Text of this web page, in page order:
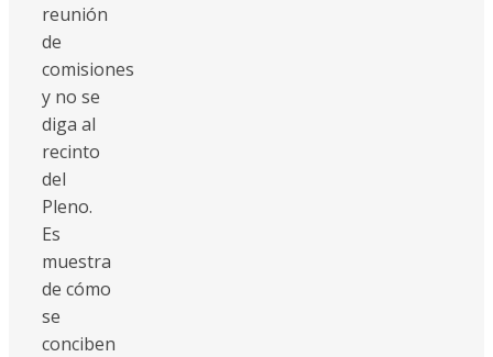
reunión
de
comisiones
y no se
diga al
recinto
del
Pleno.
Es
muestra
de cómo
se
conciben